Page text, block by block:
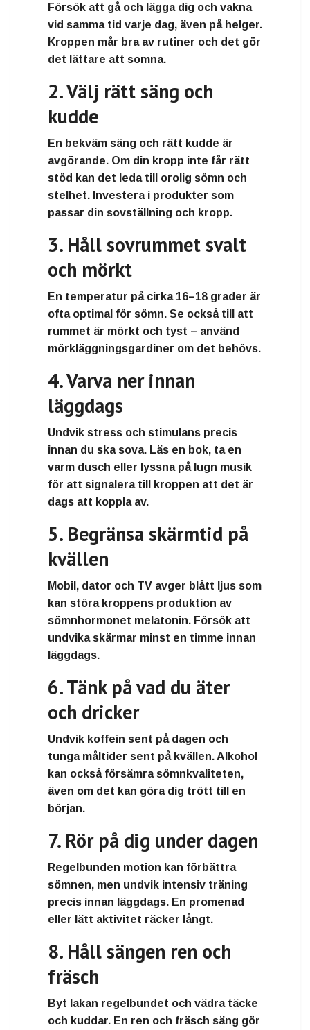
Försök att gå och lägga dig och vakna
vid samma tid varje dag, även på helger.
Kroppen mår bra av rutiner och det gör
det lättare att somna.
2. Välj rätt säng och
kudde
En bekväm säng och rätt kudde är
avgörande. Om din kropp inte får rätt
stöd kan det leda till orolig sömn och
stelhet. Investera i produkter som
passar din sovställning och kropp.
3. Håll sovrummet svalt
och mörkt
En temperatur på cirka 16–18 grader är
ofta optimal för sömn. Se också till att
rummet är mörkt och tyst – använd
mörkläggningsgardiner om det behövs.
4. Varva ner innan
läggdags
Undvik stress och stimulans precis
innan du ska sova. Läs en bok, ta en
varm dusch eller lyssna på lugn musik
för att signalera till kroppen att det är
dags att koppla av.
5. Begränsa skärmtid på
kvällen
Mobil, dator och TV avger blått ljus som
kan störa kroppens produktion av
sömnhormonet melatonin. Försök att
undvika skärmar minst en timme innan
läggdags.
6. Tänk på vad du äter
och dricker
Undvik koffein sent på dagen och
tunga måltider sent på kvällen. Alkohol
kan också försämra sömnkvaliteten,
även om det kan göra dig trött till en
början.
7. Rör på dig under dagen
Regelbunden motion kan förbättra
sömnen, men undvik intensiv träning
precis innan läggdags. En promenad
eller lätt aktivitet räcker långt.
8. Håll sängen ren och
fräsch
Byt lakan regelbundet och vädra täcke
och kuddar. En ren och fräsch säng gör